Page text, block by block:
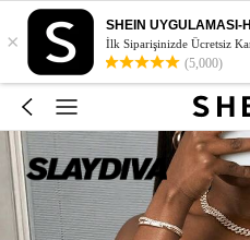
×
SHEIN UYGULAMASI-
İlk Siparişinizde Ücretsiz
(5,000)